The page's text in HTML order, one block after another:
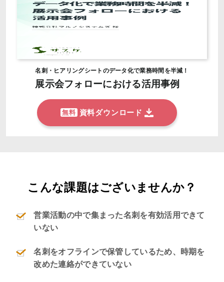
名刺・ヒアリングシートのデータ化で業務時間を半減！
展示会フォローにおける活用事例
無料 資料ダウンロード
こんな課題はございませんか？
営業活動の中で集まった名刺を有効活用できて
いない
名刺をオフラインで保管しているため、時期を
改めた連絡ができていない